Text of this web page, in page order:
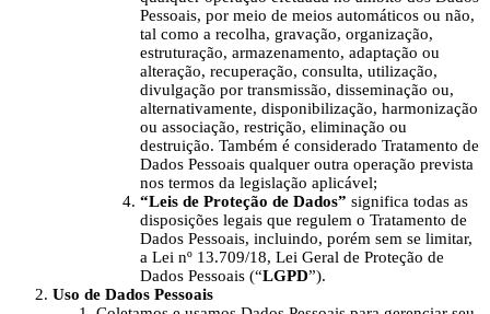
Pessoais, por meio de meios automáticos ou não,
tal como a recolha, gravação, organização,
estruturação, armazenamento, adaptação ou
alteração, recuperação, consulta, utilização,
divulgação por transmissão, disseminação ou,
alternativamente, disponibilização, harmonização
ou associação, restrição, eliminação ou
destruição. Também é considerado Tratamento de
Dados Pessoais qualquer outra operação prevista
nos termos da legislação aplicável;
“Leis de Proteção de Dados” significa todas as
disposições legais que regulem o Tratamento de
Dados Pessoais, incluindo, porém sem se limitar,
a Lei nº 13.709/18, Lei Geral de Proteção de
Dados Pessoais (“LGPD”).
Uso de Dados Pessoais